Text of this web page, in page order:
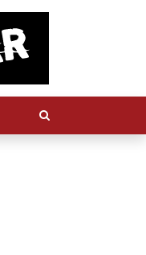
Cerca: